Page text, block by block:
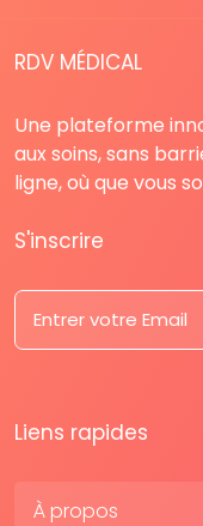
RDV MÉDICAL
Une plateforme
aux soins, sans
ligne, où que vous
S'inscrire
Liens rapides
À propos